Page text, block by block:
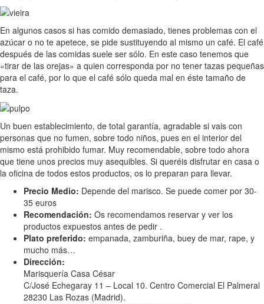
En algunos casos si has comido demasiado, tienes problemas con el
azúcar o no te apetece, se pide sustituyendo al mismo un café. El café
después de las comidas suele ser sólo. En este caso tenemos que
«tirar de las orejas» a quien corresponda por no tener tazas pequeñas
para el café, por lo que el café sólo queda mal en éste tamaño de
taza.
Un buen establecimiento, de total garantía, agradable si vais con
personas que no fumen, sobre todo niños, pues en el interior del
mismo está prohibido fumar. Muy recomendable, sobre todo ahora
que tiene unos precios muy asequibles. Si queréis disfrutar en casa o
la oficina de todos estos productos, os lo preparan para llevar.
Precio Medio: Depende del marisco. Se puede comer por 30-
35 euros
Recomendación: Os recomendamos reservar y ver los
productos expuestos antes de pedir .
Plato preferido: empanada, zamburiña, buey de mar, rape, y
mucho más…
Dirección:
Marisquería Casa César
C/José Echegaray 11 – Local 10. Centro Comercial El Palmeral
28230 Las Rozas (Madrid).